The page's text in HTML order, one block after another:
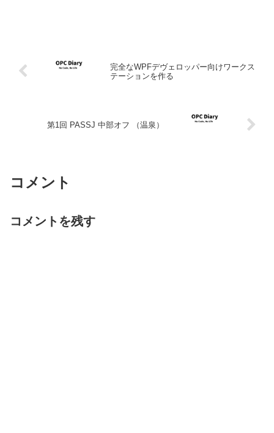
完全なWPFデヴェロッパー向けワークス
テーションを作る
第1回 PASSJ 中部オフ （温泉）
コメント
コメントを残す